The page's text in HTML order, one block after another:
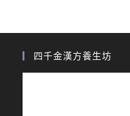
四千金漢方養生坊